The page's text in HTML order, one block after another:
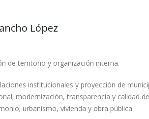
López
de territorio y organización interna.
institucionales y proyección de
modernización, transparencia y calidad
urbanismo, vivienda y obra pública.